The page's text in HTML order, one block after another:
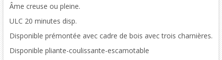
Âme creuse ou pleine.
ULC 20 minutes disp.
Disponible prémontée avec cadre de bois avec trois charnières.
Disponible pliante-coulissante-escamotable